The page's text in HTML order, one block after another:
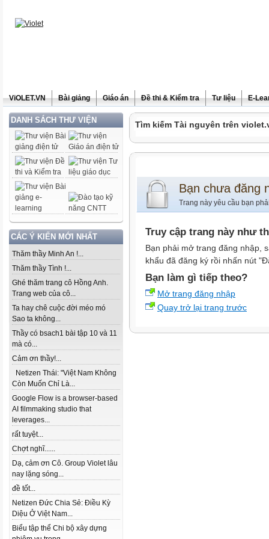
ViOLET.VN Bài giảng Giáo án Đề thi & Kiểm tra Tư liệu E-
DANH SÁCH THƯ VIỆN
CÁC Ý KIẾN MỚI NHẤT
Thăm thầy Minh An !...
Thăm thầy Tình !...
Ghé thăm trang cô Hồng Anh.
Trang web của cô...
Ta hay chê cuộc đời méo mó
Sao ta không...
Thầy có bsach1 bài tập 10 và 11
mà có...
Cảm ơn thầy!...
Netizen Thái: "Việt Nam Không
Còn Muốn Chỉ Là...
Google Flow is a browser-based
AI filmmaking studio that
leverages...
rất tuyệt...
Chợt nghĩ......
Dạ, cảm ơn Cô. Group Violet lâu
nay lặng sóng...
đề tốt...
Netizen Đức Chia Sẻ: Điều Kỳ
Diệu Ở Việt Nam...
Biểu tập thể Chi bộ xây dựng
Tìm kiếm Tài nguyên trên
Bạn chưa đăng
Trang này yêu cầu bạn
Truy cập trang này như
Bạn phải mở trang đăng nhập,
khẩu đã đăng ký rồi nhấn nút
Bạn làm gì tiếp theo?
Mở trang đăng nhập
Quay trở lại trang trước